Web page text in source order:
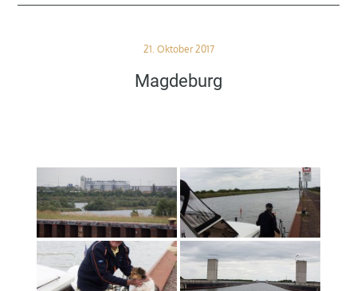
Posted
21. Oktober 2017
Magdeburg